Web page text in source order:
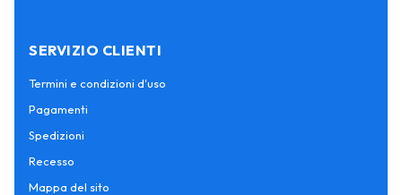
SERVIZIO CLIENTI
Termini e condizioni d'uso
Pagamenti
Spedizioni
Recesso
Mappa del sito